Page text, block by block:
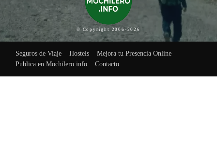
© Copyright 2006-2026
Seguros de Viaje Hostels
Mejora tu Presencia Online
Publica en Mochilero.info
Contacto